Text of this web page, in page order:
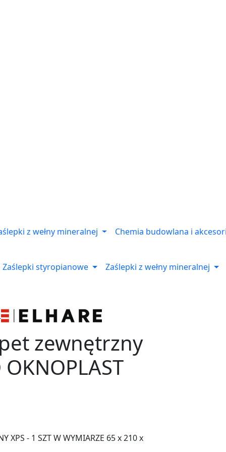
z wełny mineralnej Chemia budowlana i
Zaślepki styropianowe Zaślepki z wełny mineralnej
zewnętrzny
OKNOPLAST
XPS - 1 SZT W WYMIARZE 65 x 210 x